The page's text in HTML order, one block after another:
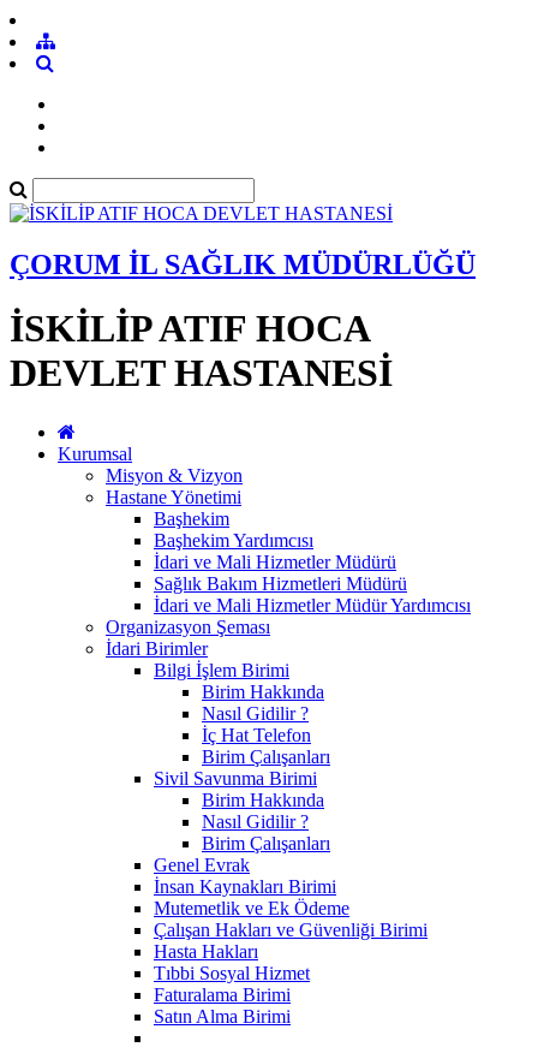
ÇORUM İL SAĞLIK MÜDÜRLÜĞÜ
İSKİLİP ATIF HOCA
DEVLET HASTANESİ
Kurumsal
Misyon & Vizyon
Hastane Yönetimi
Başhekim
Başhekim Yardımcısı
İdari ve Mali Hizmetler Müdürü
Sağlık Bakım Hizmetleri Müdürü
İdari ve Mali Hizmetler Müdür Yardımcısı
Organizasyon Şeması
İdari Birimler
Bilgi İşlem Birimi
Birim Hakkında
Nasıl Gidilir ?
İç Hat Telefon
Birim Çalışanları
Sivil Savunma Birimi
Birim Hakkında
Nasıl Gidilir ?
Birim Çalışanları
Genel Evrak
İnsan Kaynakları Birimi
Mutemetlik ve Ek Ödeme
Çalışan Hakları ve Güvenliği Birimi
Hasta Hakları
Tıbbi Sosyal Hizmet
Faturalama Birimi
Satın Alma Birimi